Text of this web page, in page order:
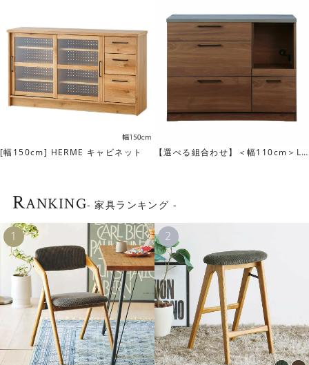
観音開きの棚は、棚板が2枚付属しています。5cm間隔でダ
ボ穴が設置してあります。 扉があるので隠しておきたいも
のを収納するのにピッタリです。
150cm] HERME キャビネット
【選べる組合わせ】＜幅110cm＞LI
RANKING- 家具ランキング -